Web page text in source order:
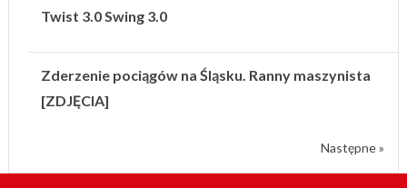
Twist 3.0 Swing 3.0
Zderzenie pociągów na Śląsku. Ranny maszynista
[ZDJĘCIA]
Następne »